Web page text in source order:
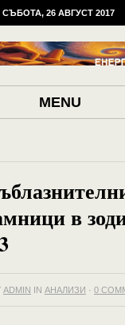
СЪБОТА, 26 АВГУСТ 2017
MENU
в
ADMIN IN АНАЛИЗИ · 0